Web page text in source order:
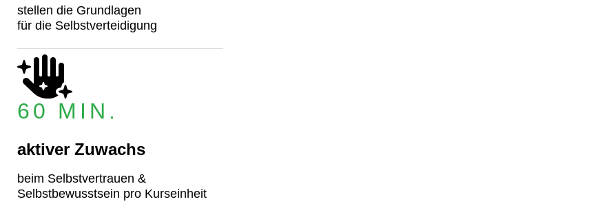
stellen die Grundlagen
für die Selbstverteidigung
60 MIN.
aktiver Zuwachs
beim Selbstvertrauen &
Selbstbewusstsein pro Kurseinheit